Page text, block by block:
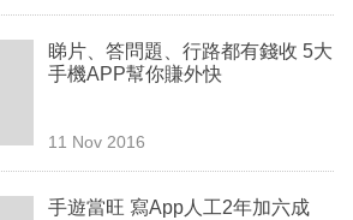
睇片、答問題、行路都有錢收 5大
手機APP幫你賺外快
11 Nov 2016
手遊當旺 寫App人工2年加六成